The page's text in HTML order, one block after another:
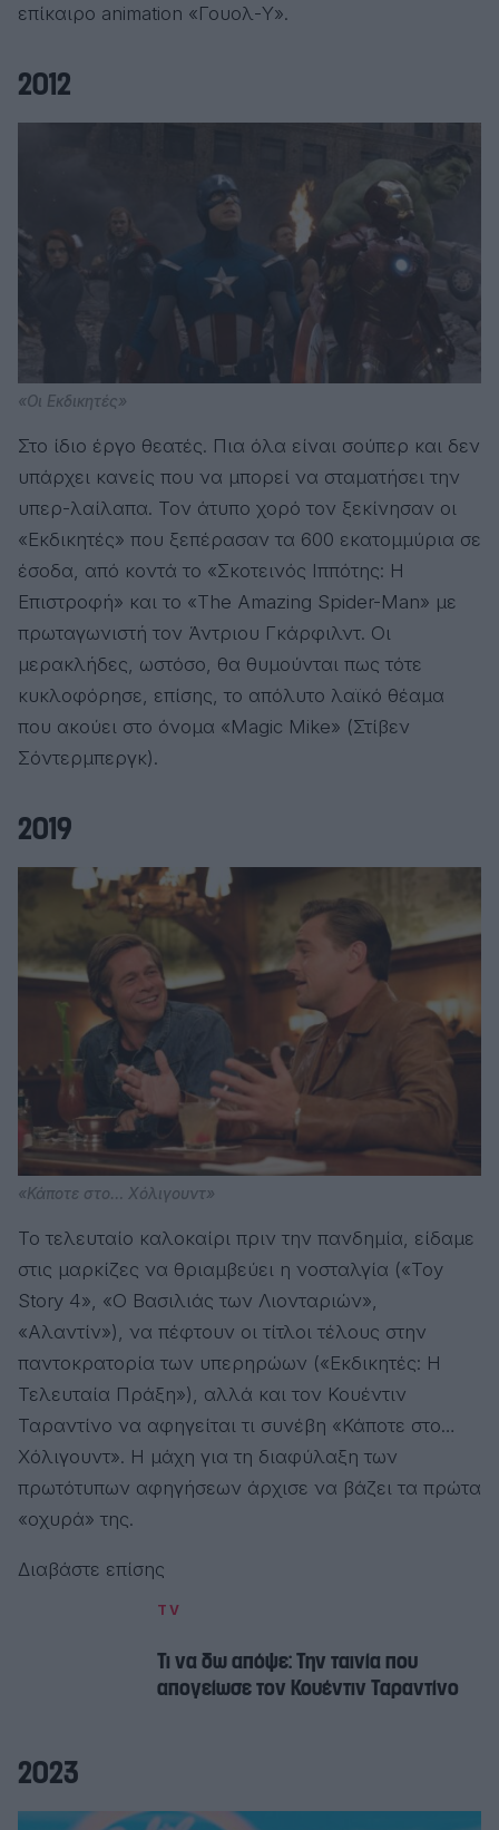
επίκαιρο animation «Γουολ-Υ».
2012
«Οι Εκδικητές»
Στο ίδιο έργο θεατές. Πια όλα είναι σούπερ και δεν
υπάρχει κανείς που να μπορεί να σταματήσει την
υπερ-λαίλαπα. Τον άτυπο χορό τον ξεκίνησαν οι
«Εκδικητές» που ξεπέρασαν τα 600 εκατομμύρια σε
έσοδα, από κοντά το «Σκοτεινός Ιππότης: Η
Επιστροφή» και το «The Amazing Spider-Man» με
πρωταγωνιστή τον Άντριου Γκάρφιλντ. Οι
μερακλήδες, ωστόσο, θα θυμούνται πως τότε
κυκλοφόρησε, επίσης, το απόλυτο λαϊκό θέαμα
που ακούει στο όνομα «Magic Mike» (Στίβεν
Σόντερμπεργκ).
2019
«Κάποτε στο… Χόλιγουντ»
Το τελευταίο καλοκαίρι πριν την πανδημία, είδαμε
στις μαρκίζες να θριαμβεύει η νοσταλγία («Toy
Story 4», «Ο Βασιλιάς των Λιονταριών»,
«Αλαντίν»), να πέφτουν οι τίτλοι τέλους στην
παντοκρατορία των υπερηρώων («Εκδικητές: Η
Τελευταία Πράξη»), αλλά και τον Κουέντιν
Ταραντίνο να αφηγείται τι συνέβη «Κάποτε στο…
Χόλιγουντ». Η μάχη για τη διαφύλαξη των
πρωτότυπων αφηγήσεων άρχισε να βάζει τα πρώτα
«οχυρά» της.
Διαβάστε επίσης
TV
Τι να δω απόψε: Την ταινία που
απογείωσε τον Κουέντιν Ταραντίνο
2023